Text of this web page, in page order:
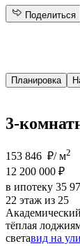
Поделиться
Планировка
3-
153 846 ₽/ м2
12 200 000 ₽
в ипотеку 35
22 этаж из 25
тёплая лоджия
светавид на